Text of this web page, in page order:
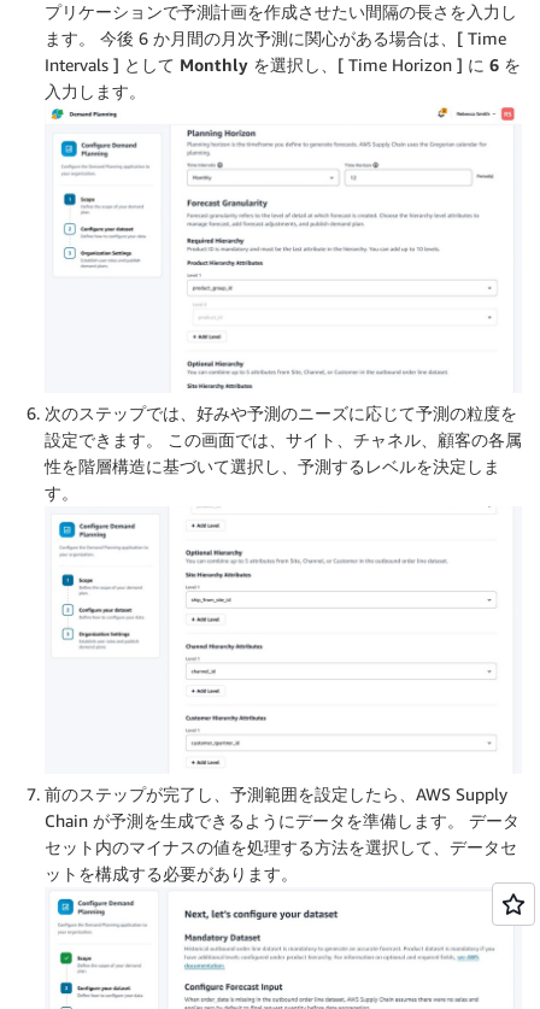
プリケーションで予測計画を作成させたい間隔の長さを入力し
ます。 今後 6 か月間の月次予測に関心がある場合は、[ Time
Intervals ] として Monthly を選択し、[ Time Horizon ] に 6 を
入力します。
次のステップでは、好みや予測のニーズに応じて予測の粒度を
設定できます。 この画面では、サイト、チャネル、顧客の各属
性を階層構造に基づいて選択し、予測するレベルを決定しま
す。
前のステップが完了し、予測範囲を設定したら、AWS Supply
Chain が予測を生成できるようにデータを準備します。 データ
セット内のマイナスの値を処理する方法を選択して、データセ
ットを構成する必要があります。